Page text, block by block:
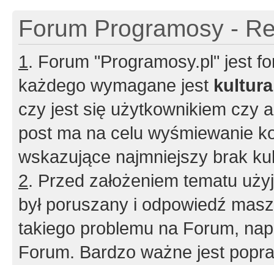
Forum Programosy -
1. Forum "Programosy.pl" jest
każdego wymagane jest
czy jest się użytkownikiem czy
post ma na celu wyśmiewanie
wskazujące najmniejszy brak
2. Przed założeniem tematu
był poruszany i odpowiedź
takiego problemu na Forum,
Forum. Bardzo ważne jest